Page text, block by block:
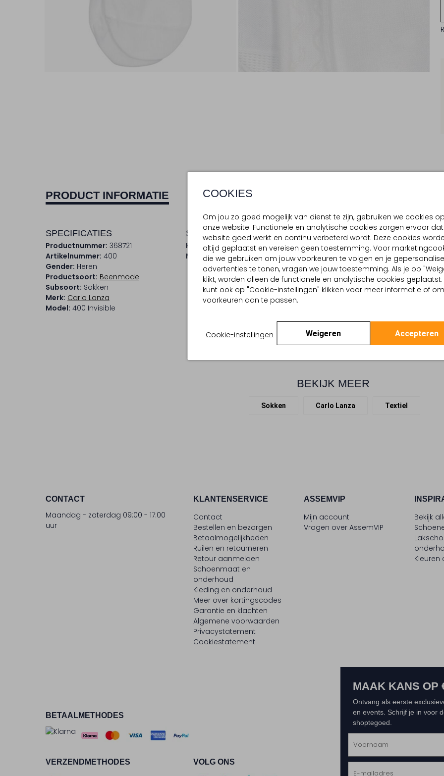
COOKIES
Om jou zo goed mogelijk van dienst te zijn, gebruiken we cookies op
onze website. Functionele en analytische cookies zorgen ervoor
website goed werkt en continu verbeterd wordt. Deze cookies
altijd geplaatst en vereisen geen toestemming. Voor
die we gebruiken om jouw voorkeuren te volgen en je
advertenties te tonen, vragen we jouw toestemming. Als je op
klikt, worden alleen de functionele en analytische cookies geplaatst.
kunt ook op "Cookie-instellingen" klikken voor meer informatie of
voorkeuren aan te passen.
Cookie-instellingen Weigeren Accepteren
PRODUCT INFORMATIE BEZORGEN & RETOURNEREN
SPECIFICATIES
Productnummer: 368721
Artikelnummer: 400
Gender: Heren
Productsoort: Beenmode
Subsoort: Sokken
Merk: Carlo Lanza
Model: 400 Invisible
SAMENSTELLING & PASVORM
Kleur: Wit
Materiaal buitenkant: Textiel
OMSCHRIJVING
Ontdek de 400 INVISIBLE
sokken onzichtbaar in je
verzorgde look met blote
en omsluit je voet
naadloos aansluit bij iedere
BEKIJK MEER
Sokken Carlo Lanza Textiel
CONTACT
Maandag - zaterdag 09:00 - 17:00
uur
KLANTENSERVICE
Contact
Bestellen en bezorgen
Betaalmogelijkheden
Ruilen en retourneren
Retour aanmelden
Schoenmaat en
onderhoud
Kleding en onderhoud
Meer over kortingscodes
Garantie en klachten
Algemene voorwaarden
Privacystatement
Cookiestatement
ASSEMVIP
Mijn account
Vragen over AssemVIP
Bekijk
BETAALMETHODES
VERZENDMETHODES VOLG ONS
MAAK KANS OP
Ontvang als eerste
en events. Schrijf je in voor
shoptegoed.